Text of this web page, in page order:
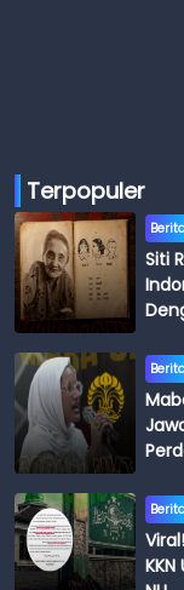
Terpopuler
Siti